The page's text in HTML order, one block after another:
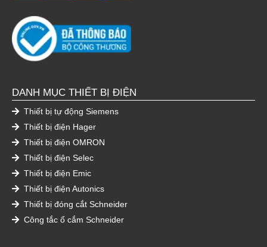
DANH MỤC THIẾT BỊ ĐIỆN
Thiết bị tự động Siemens
Thiết bị điện Hager
Thiết bị điện OMRON
Thiết bị điện Selec
Thiết bị điện Emic
Thiết bị điện Autonics
Thiết bị đóng cắt Schneider
Công tắc ổ cắm Schneider